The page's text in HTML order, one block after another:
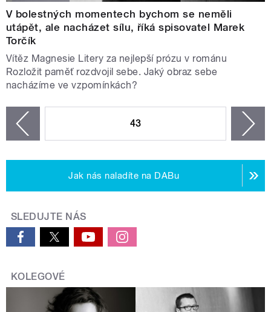
V bolestných momentech bychom se neměli
utápět, ale nacházet sílu, říká spisovatel Marek
Torčík
Vítěz Magnesie Litery za nejlepší prózu v románu
Rozložit paměť rozdvojil sebe. Jaký obraz sebe
nacházíme ve vzpomínkách?
43
Jak nás naladíte na DABu
SLEDUJTE NÁS
KOLEGOVÉ